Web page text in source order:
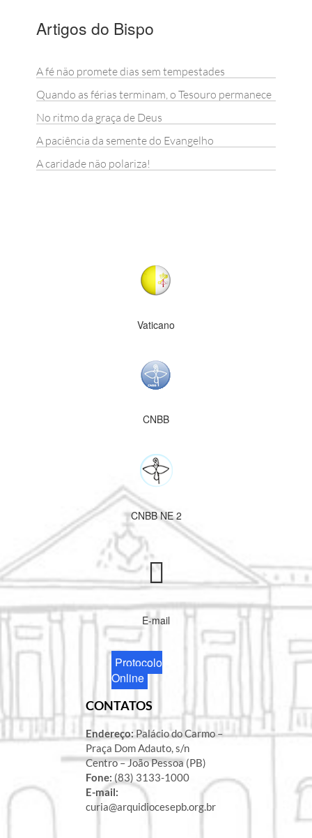
Artigos do Bispo
A fé não promete dias sem tempestades
Quando as férias terminam, o Tesouro permanece
No ritmo da graça de Deus
A paciência da semente do Evangelho
A caridade não polariza!
Vaticano
CNBB
CNBB NE 2
E-mail
Protocolo
Online
CONTATOS
Endereço:Palácio do Carmo –
Praça Dom Adauto, s/n
Centro – João Pessoa (PB)
Fone: (83) 3133-1000
E-mail:
curia@arquidiocesepb.org.br